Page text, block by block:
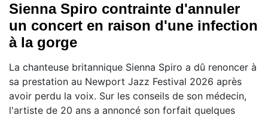
Sienna Spiro contrainte d'annuler
un concert en raison d'une infection
à la gorge
La chanteuse britannique Sienna Spiro a dû renoncer à
sa prestation au Newport Jazz Festival 2026 après
avoir perdu la voix. Sur les conseils de son médecin,
l'artiste de 20 ans a annoncé son forfait quelques